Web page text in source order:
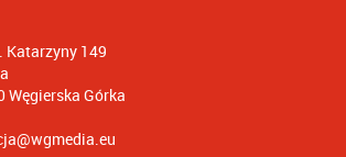
Katarzyny 149
Węgierska Górka